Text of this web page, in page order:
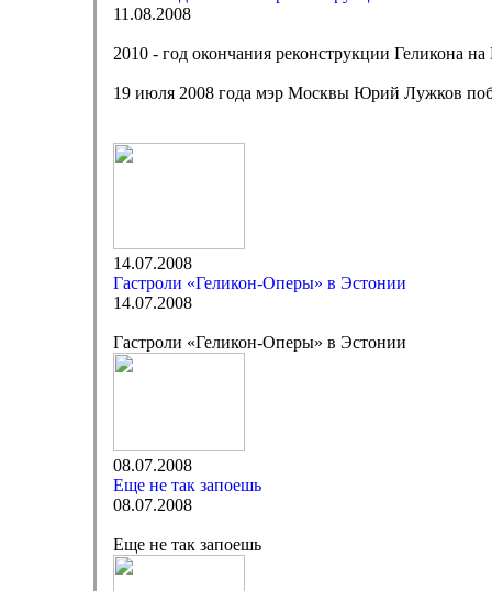
11.08.2008
2010 - год окончания реконструкции Геликона
19 июля 2008 года мэр Москвы Юрий Лужков
14.07.2008
Гастроли «Геликон-Оперы» в Эстонии
14.07.2008
Гастроли «Геликон-Оперы» в Эстонии
08.07.2008
Еще не так запоешь
08.07.2008
Еще не так запоешь